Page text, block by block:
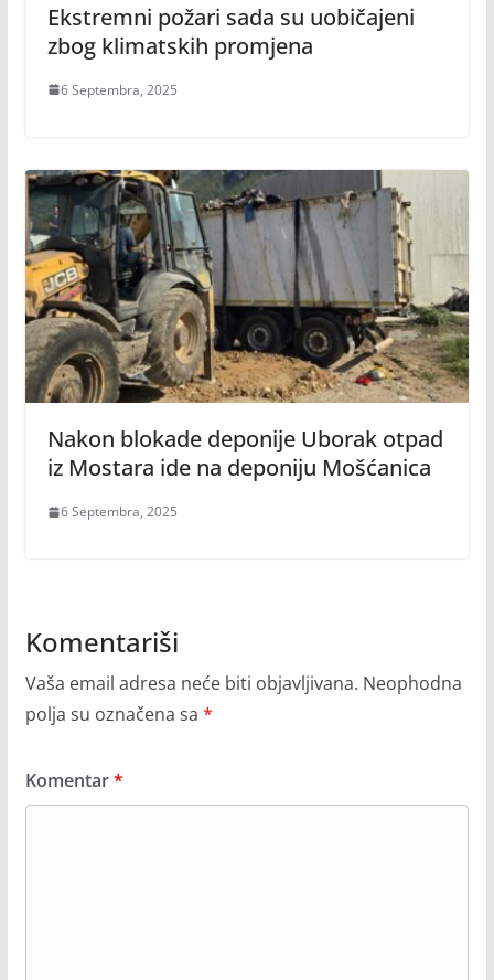
Ekstremni požari sada su uobičajeni
zbog klimatskih promjena
6 Septembra, 2025
Nakon blokade deponije Uborak otpad
iz Mostara ide na deponiju Mošćanica
6 Septembra, 2025
Komentariši
Vaša email adresa neće biti objavljivana. Neophodna
polja su označena sa *
Komentar*